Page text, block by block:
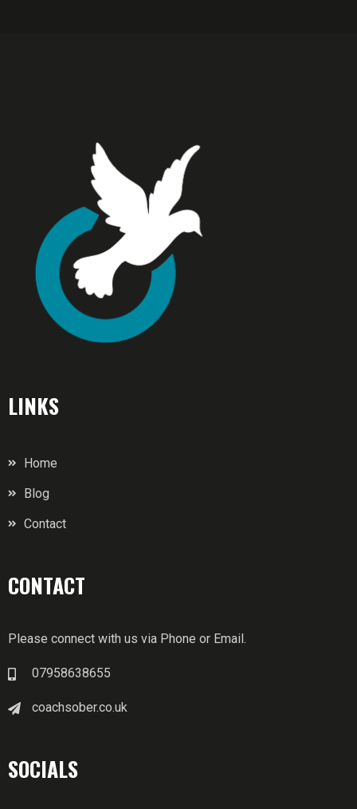
LINKS
Home
Blog
Contact
CONTACT
Please connect with us via Phone or Email.
07958638655
coachsober.co.uk
SOCIALS